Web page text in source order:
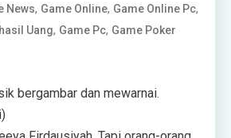
News, Game Online, Game Online Pc,
Uang, Game Pc, Game Poker
bergambar dan mewarnai.